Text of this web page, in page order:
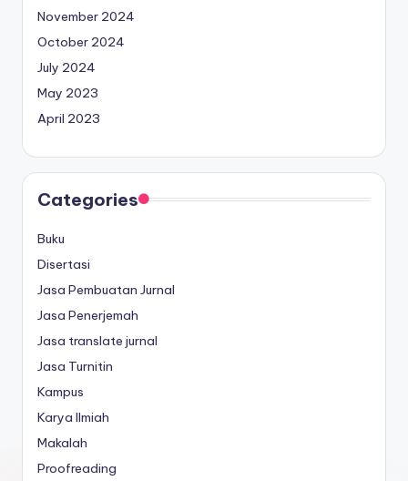
November 2024
October 2024
July 2024
May 2023
April 2023
Categories
Buku
Disertasi
Jasa Pembuatan Jurnal
Jasa Penerjemah
Jasa translate jurnal
Jasa Turnitin
Kampus
Karya Ilmiah
Makalah
Proofreading